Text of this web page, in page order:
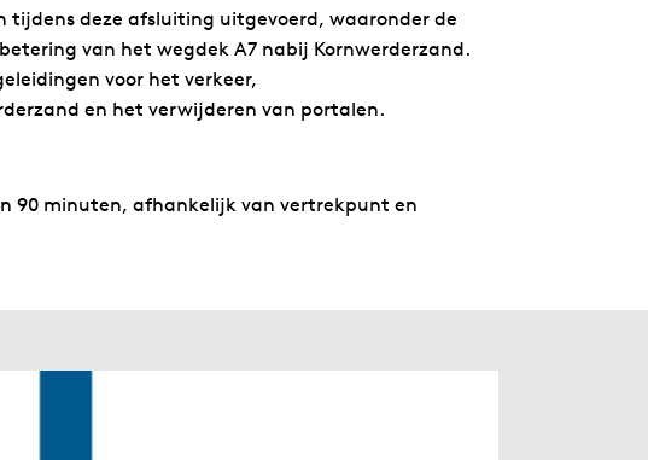
tijdens deze afsluiting uitgevoerd, waaronder de
van het wegdek A7 nabij Kornwerderzand.
voor het verkeer,
en het verwijderen van portalen.
90 minuten, afhankelijk van vertrekpunt en